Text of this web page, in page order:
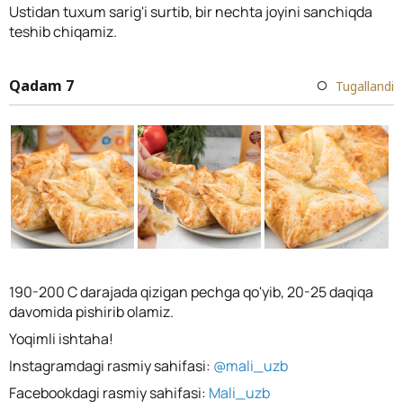
Ustidan tuxum sarig'i surtib, bir nechta joyini sanchiqda
teshib chiqamiz.
Qadam 7 Tugallandi
190-200 C darajada qizigan pechga qo'yib, 20-25 daqiqa
davomida pishirib olamiz.
Yoqimli ishtaha!
Instagramdagi rasmiy sahifasi: @mali_uzb
Facebookdagi rasmiy sahifasi: Mali_uzb